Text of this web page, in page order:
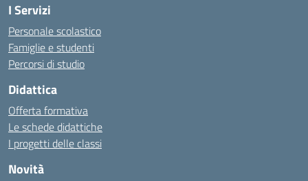
I Servizi
Personale scolastico
Famiglie e studenti
Percorsi di studio
Didattica
Offerta formativa
Le schede didattiche
I progetti delle classi
Novità